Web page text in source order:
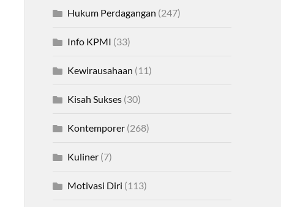
Hukum Perdagangan (247)
Info KPMI (33)
Kewirausahaan (11)
Kisah Sukses(30)
Kontemporer(268)
Kuliner(7)
Motivasi Diri (113)